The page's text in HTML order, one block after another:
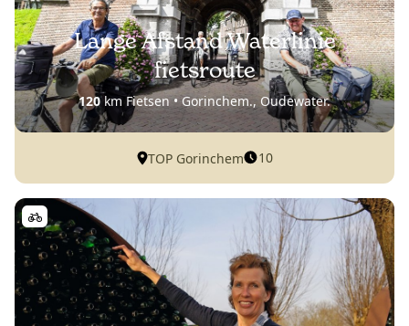
Lange Afstand Waterlinie
fietsroute
120km Fietsen • Gorinchem., Oudewater.
TOP Gorinchem 10